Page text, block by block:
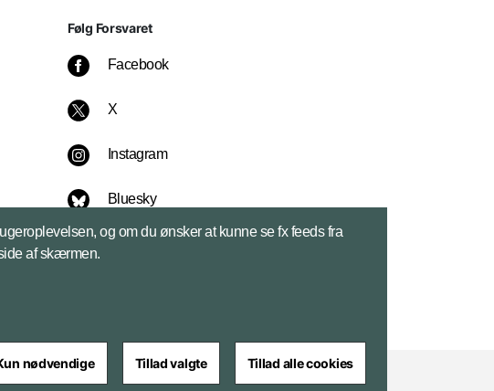
Følg Forsvaret
Facebook
X
Instagram
Bluesky
LinkedIn
og om du ønsker at kunne se fx feeds fra
af skærmen.
nødvendige Tillad valgte Tillad alle cookies